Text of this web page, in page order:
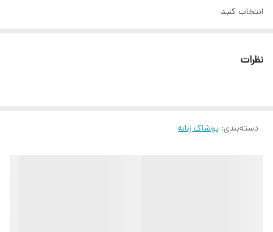
انتخاب کنید
نظرات
دسته‌بندی: پوشاک زنانه